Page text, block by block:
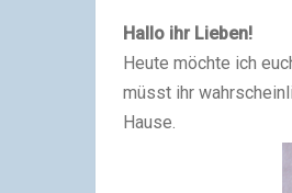
Hallo ihr Lieben!
Heute möchte ich
müsst ihr
Hause.